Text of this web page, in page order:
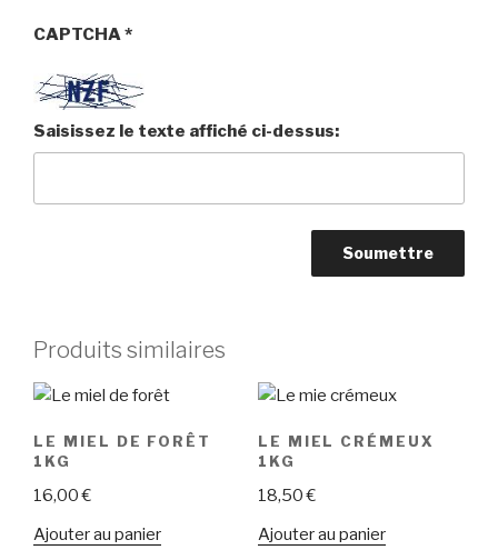
CAPTCHA*
Saisissez le texte affiché ci-dessus:
Produits similaires
LE MIEL DE FORÊT
1KG
16,00€
Ajouter au panier
LE MIEL CRÉMEUX
1KG
18,50€
Ajouter au panier